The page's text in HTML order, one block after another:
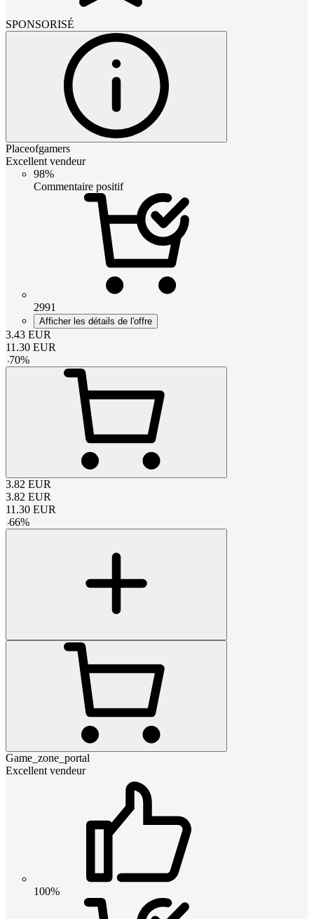
SPONSORISÉ
Placeofgamers
Excellent vendeur
98%
Commentaire positif
2991
Afficher les détails de l'offre
3.43 EUR
11.30 EUR
-70%
3.82 EUR
3.82 EUR
11.30 EUR
-66%
Game_zone_portal
Excellent vendeur
100%